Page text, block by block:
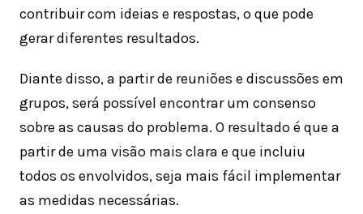
contribuir com ideias e respostas, o que pode
gerar diferentes resultados.
Diante disso, a partir de reuniões e discussões em
grupos, será possível encontrar um consenso
sobre as causas do problema. O resultado é que a
partir de uma visão mais clara e que incluiu
todos os envolvidos, seja mais fácil implementar
as medidas necessárias.